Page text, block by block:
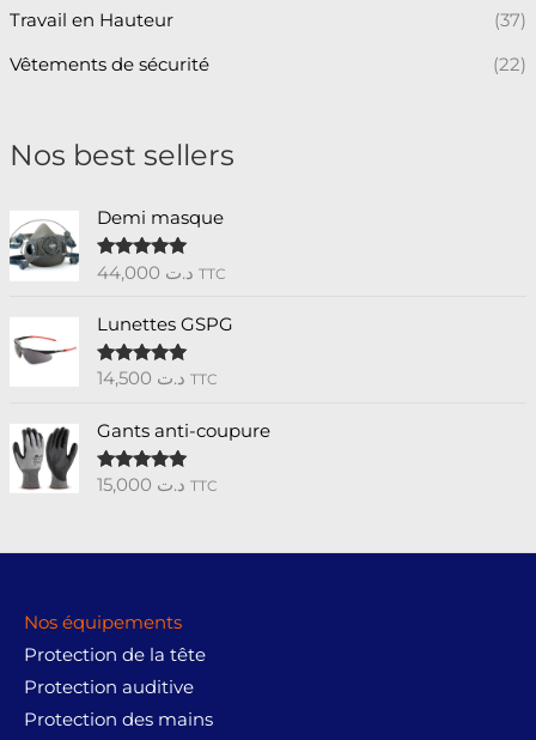
Travail en Hauteur (37)
Vêtements de sécurité (22)
Nos best sellers
Demi masque
Note5.00د.ت TTC
Lunettes GSPG
Note5.00د.ت TTC
Gants anti-coupure
Note5.00د.ت TTC
Nos équipements
Protection de la tête
Protection auditive
Protection des mains